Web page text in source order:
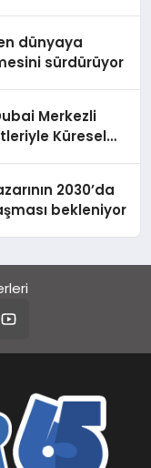
dünyaya
sürdürüyor
Merkezli
Küresel
2030’da
bekleniyor